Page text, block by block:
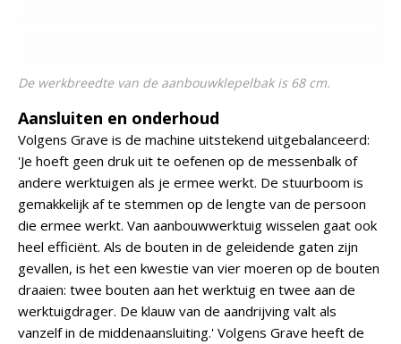
De werkbreedte van de aanbouwklepelbak is 68 cm.
Aansluiten en onderhoud
Volgens Grave is de machine uitstekend uitgebalanceerd:
'Je hoeft geen druk uit te oefenen op de messenbalk of
andere werktuigen als je ermee werkt. De stuurboom is
gemakkelijk af te stemmen op de lengte van de persoon
die ermee werkt. Van aanbouwwerktuig wisselen gaat ook
heel efficiënt. Als de bouten in de geleidende gaten zijn
gevallen, is het een kwestie van vier moeren op de bouten
draaien: twee bouten aan het werktuig en twee aan de
werktuigdrager. De klauw van de aandrijving valt als
vanzelf in de middenaansluiting.' Volgens Grave heeft de